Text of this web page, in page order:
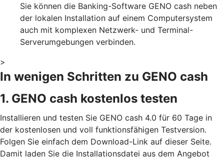
Sie können die Banking-Software GENO cash neben
der lokalen Installation auf einem Computersystem
auch mit komplexen Netzwerk- und Terminal-
Serverumgebungen verbinden.
>
In wenigen Schritten zu GENO cash
1. GENO cash kostenlos testen
Installieren und testen Sie GENO cash 4.0 für 60 Tage in
der kostenlosen und voll funktionsfähigen Testversion.
Folgen Sie einfach dem Download-Link auf dieser Seite.
Damit laden Sie die Installationsdatei aus dem Angebot